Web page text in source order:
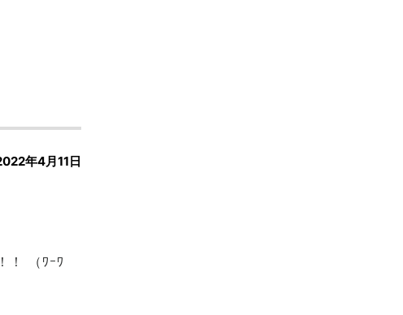
年4月11日
！ （ﾜｰﾜ